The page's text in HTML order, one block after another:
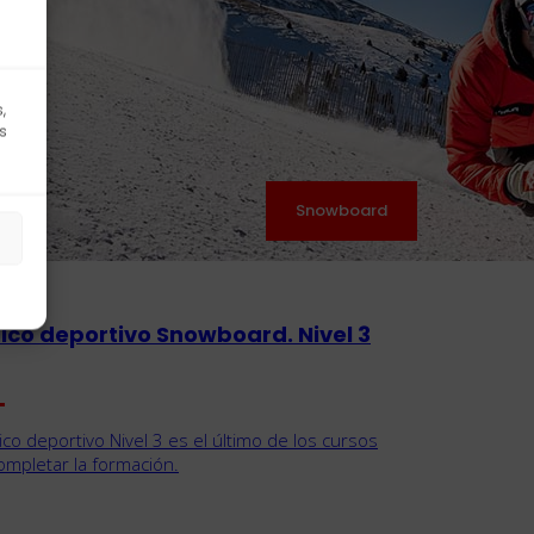
Snowboard
deportivo Snowboard. Nivel 3
deportivo Nivel 3 es el último de los cursos
la formación.